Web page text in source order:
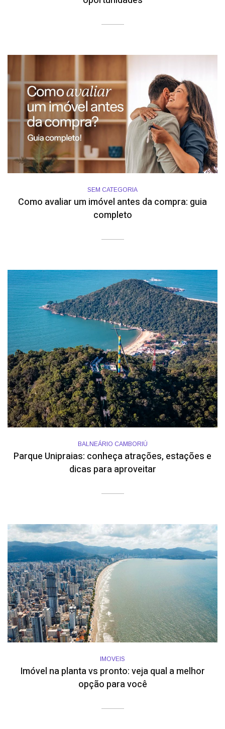
SEM CATEGORIA
Como avaliar um imóvel antes da compra: guia
completo
BALNEÁRIO CAMBORIÚ
Parque Unipraias: conheça atrações, estações e
dicas para aproveitar
IMOVEIS
Imóvel na planta vs pronto: veja qual a melhor
opção para você